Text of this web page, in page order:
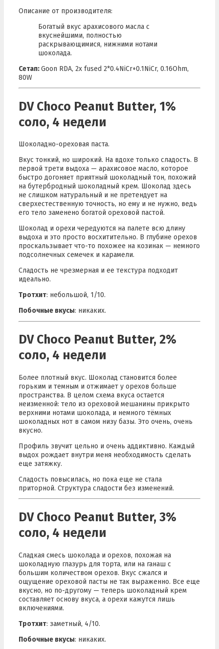
Описание от производителя:
Богатый вкус арахисового масла с
вкуснейшими, полностью
раскрывающимися, нижними нотами
шоколада.
Сетап:Goon RDA, 2x fused 2*0.4NiCr+0.1NiCr, 0.16Ohm,
80W
DV Choco Peanut Butter, 1%
соло, 4 недели
Шоколадно-ореховая паста.
Вкус тонкий, но широкий. На вдохе только сладость. В
первой трети выдоха — арахисовое масло, которое
быстро догоняет приятный шоколадный тон, похожий
на бутербродный шоколадный крем. Шоколад здесь
не слишком натуральный и не претендует на
сверхестественную точность, но ему и не нужно, ведь
его тело заменено богатой ореховой пастой.
Шоколад и орехи чередуются на палете всю длину
выдоха и это просто восхитительно. В глубине орехов
проскальзывает что-то похожее на козинак — немного
подсолнечных семечек и карамели.
Сладость не чрезмерная и ее текстура подходит
идеально.
Тротхит: небольшой, 1/10.
Побочные вкусы: никаких.
DV Choco Peanut Butter, 2%
соло, 4 недели
Более плотный вкус. Шоколад становится более
горьким и темным и отжимает у орехов больше
пространства. В целом схема вкуса остается
неизменной: тело из ореховой мешанины прикрыто
верхними нотами шоколада, и немного тёмных
шоколадных нот в самом низу базы. Это очень, очень
вкусно.
Профиль звучит цельно и очень аддиктивно. Каждый
выдох рождает внутри меня необходимость сделать
еще затяжку.
Сладость повысилась, но пока еще не стала
приторной. Структура сладости без изменений.
DV Choco Peanut Butter, 3%
соло, 4 недели
Сладкая смесь шоколада и орехов, похожая на
шоколадную глазурь для торта, или на ганаш с
большим количеством орехов. Вкус сжался и
ощущение ореховой пасты не так выраженно. Все еще
вкусно, но по-другому — теперь шоколадный крем
составляет основу вкуса, а орехи кажутся лишь
включениями.
Тротхит: заметный, 4/10.
Побочные вкусы: никаких.